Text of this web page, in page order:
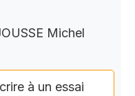
Michel
à un essai